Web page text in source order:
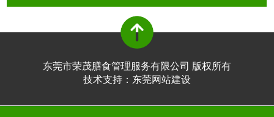
东莞市荣茂膳食管理服务有限公司 版权所有
技术支持： 东莞网站建设​